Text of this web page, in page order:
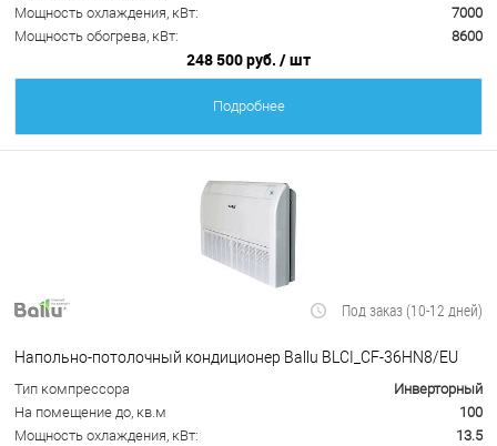
Мощность охлаждения, кВт:
7000
Мощность обогрева, кВт:
8600
248 500 руб. / шт
Подробнее
Под заказ (10-12 дней)
Напольно-потолочный кондиционер Ballu BLCI_CF-36HN8/EU
Тип компрессора
Инверторный
На помещение до, кв.м
100
Мощность охлаждения, кВт:
13.5